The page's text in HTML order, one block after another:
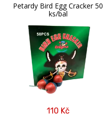
Petardy Bird Egg Cracker 50
ks/bal
110 Kč